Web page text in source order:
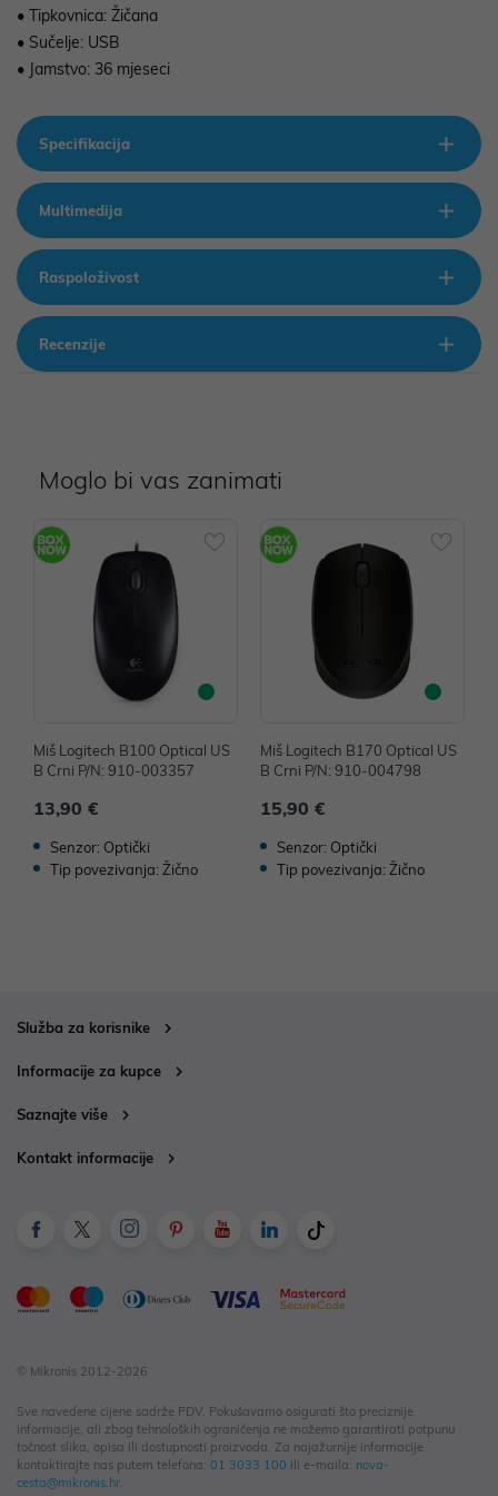
• Tipkovnica: Žičana
• Sučelje: USB
• Jamstvo: 36 mjeseci
Specifikacija
Multimedija
Raspoloživost
Recenzije
Moglo bi vas zanimati
Miš Logitech B100 Optical US
B Crni P/N: 910-003357
13,90 €
Senzor: Optički
Tip povezivanja: Žično
Miš Logitech B170 Optical US
B Crni P/N: 910-004798
15,90 €
Senzor: Optički
Tip povezivanja: Žično
Služba za korisnike
Informacije za kupce
Saznajte više
Kontakt informacije
© Mikronis 2012-2026
Sve navedene cijene sadrže PDV. Pokušavamo osigurati što preciznije
informacije, ali zbog tehnoloških ograničenja ne možemo garantirati potpunu
točnost slika, opisa ili dostupnosti proizvoda. Za najažurnije informacije
kontaktirajte nas putem telefona: 01 3033 100 ili e-maila: nova-
cesta@mikronis.hr.